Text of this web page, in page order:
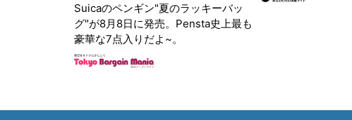
Suicaのペンギン"夏のラッキーバッ
グ"が8月8日に発売。Pensta史上最も
豪華な7点入りだよ~。